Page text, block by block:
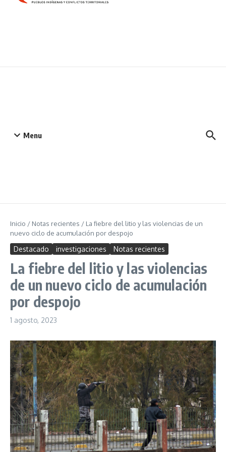
Menu
Inicio / Notas recientes / La fiebre del litio y las violencias de un
nuevo ciclo de acumulación por despojo
Destacado investigaciones Notas recientes
La fiebre del litio y las violencias
de un nuevo ciclo de acumulación
por despojo
1 agosto, 2023